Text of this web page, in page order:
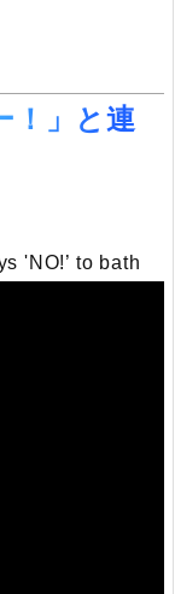
！」と連
'NO!’ to bath